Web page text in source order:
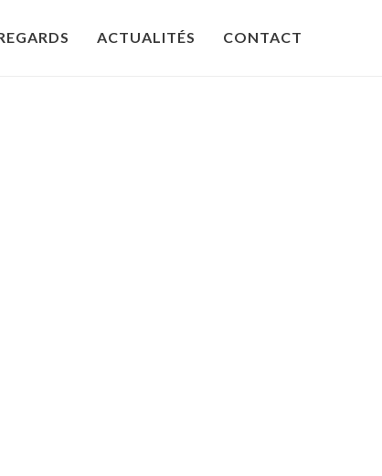
ACTUALITÉS CONTACT